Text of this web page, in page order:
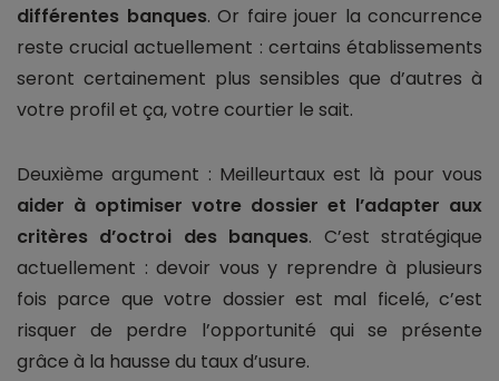
différentes banques. Or faire jouer la concurrence
reste crucial actuellement : certains établissements
seront certainement plus sensibles que d’autres à
votre profil et ça, votre courtier le sait.
Deuxième argument : Meilleurtaux est là pour vous
aider à optimiser votre dossier et l’adapter aux
critères d’octroi des banques. C’est stratégique
actuellement : devoir vous y reprendre à plusieurs
fois parce que votre dossier est mal ficelé, c’est
risquer de perdre l’opportunité qui se présente
grâce à la hausse du taux d’usure.